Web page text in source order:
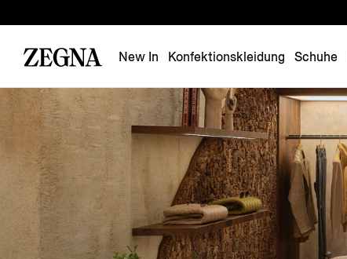
New In Konfektionskleidung Schuhe